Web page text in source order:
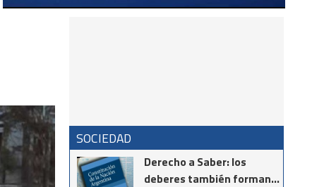
SOCIEDAD
Derecho a Saber: los
deberes también forman